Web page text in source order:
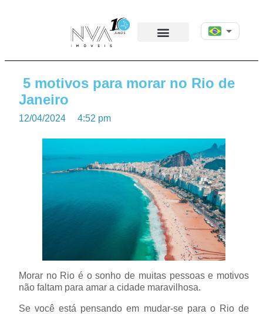
5 motivos para morar no Rio de
Janeiro
12/04/2024 4:52 pm
Morar no Rio é o sonho de muitas pessoas e motivos
não faltam para amar a cidade maravilhosa.
Se você está pensando em mudar-se para o Rio de